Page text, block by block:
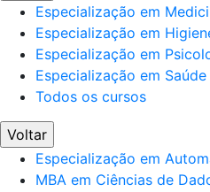
Especialização em
Especialização em
Especialização em
Especialização em
Todos os cursos
Voltar
Especialização em
MBA em Ciências de